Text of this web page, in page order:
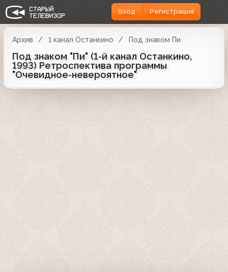
Вход Регистрация
Архив 1 канал Останкино Под знаком Пи
Под знаком "Пи" (1-й канал Останкино,
1993) Ретроспектива программы
"Очевидное-невероятное"